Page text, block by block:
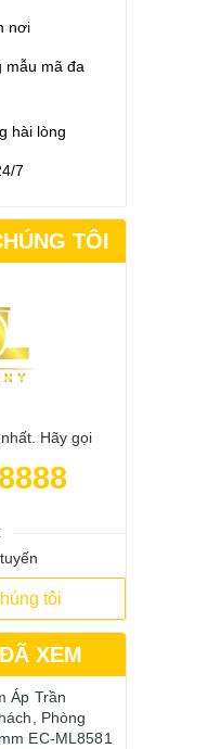
nơi
mẫu mã đa
hài lòng
7
TÔI
Hãy gọi
tôi
XEM
Áp Trần
Phòng
EC-ML8581